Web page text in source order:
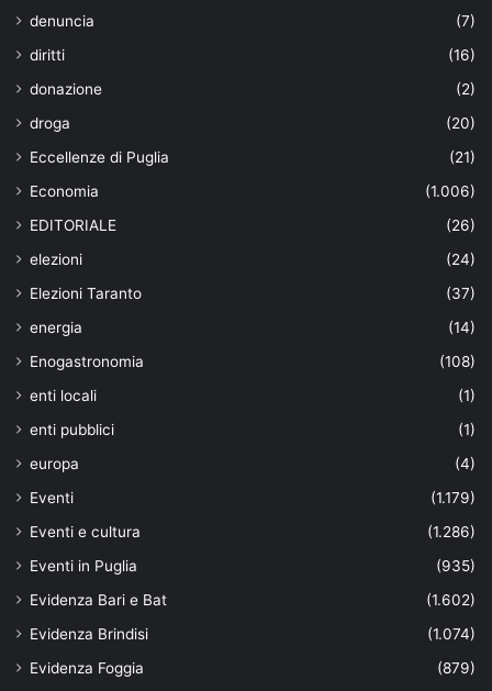
denuncia
(7)
diritti
(16)
donazione
(2)
droga
(20)
Eccellenze di Puglia
(21)
Economia
(1.006)
EDITORIALE
(26)
elezioni
(24)
Elezioni Taranto
(37)
energia
(14)
Enogastronomia
(108)
enti locali
(1)
enti pubblici
(1)
europa
(4)
Eventi
(1.179)
Eventi e cultura
(1.286)
Eventi in Puglia
(935)
Evidenza Bari e Bat
(1.602)
Evidenza Brindisi
(1.074)
Evidenza Foggia
(879)